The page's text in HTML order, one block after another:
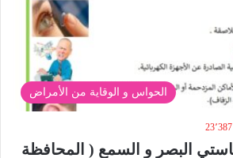
الحواس و الوقاية من الأمراض
23٬387
البصر و السمع ( المحافظة